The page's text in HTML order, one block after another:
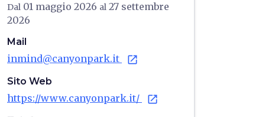
Dal 01 maggio 2026 al 27 settembre
2026
Mail
inmind@canyonpark.it open_in_new
Sito Web
https://www.canyonpark.it/ open_in_new